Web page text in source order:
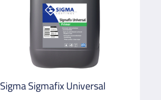
Sigma Sigmafix Universal